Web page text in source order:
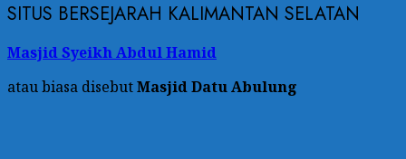
SITUS BERSEJARAH KALIMANTAN SELATAN
Masjid Syeikh Abdul Hamid
atau biasa disebutMasjid Datu Abulung